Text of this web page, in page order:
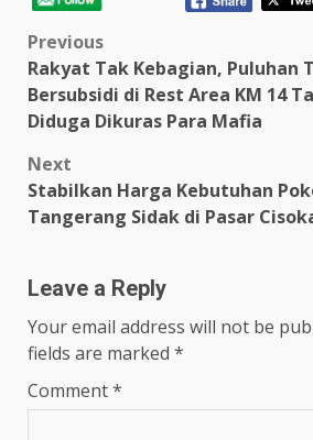
Post
navigation
Previous
Rakyat Tak Kebagian, Puluhan
Bersubsidi di Rest Area KM 14
Diduga Dikuras Para Mafia
Next
Stabilkan Harga Kebutuhan
Tangerang Sidak di Pasar
Leave a Reply
Your email address will not be
fields are marked *
Comment*